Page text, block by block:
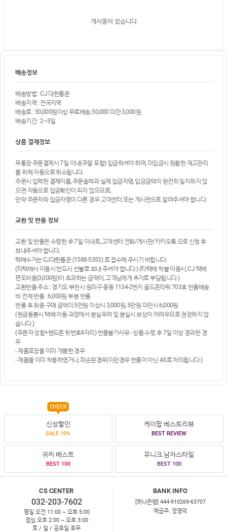
게시물이 없습니다
배송정보
배송방법 : CJ 대한통운
배송지역 : 전국지역
배송료 : 50,000원이상 무료배송, 50,000 미만 3,000원
배송기간 : 2~3일
상품 결제정보
무통장 주문결제시 7일 이내(주말 포함) 입금하셔야 하며, 미입금시 원활한 재고관리
를 위해 자동으로 취소됩니다.
주문시 입력한 결제이름, 주문총액과 실제 입금자명, 입금금액이 완전히 일치하지 않
으면 자동으로 입금확인이 되지 않으므로,
만약 주문자와 입금자명이 다른 경우 고객센터 또는 게시판으로 알려주셔야 합니다.
교환 및 반품 정보
교환 및 반품은 수령한 후 7일 이내로, 고객센터 전화/게시판/카카오톡 으로 신청 후
보내주셔야 합니다.
택배수거는 CJ대한통운 (1588-5353) 로 접수해 주시기 바랍니다.
(타택배사 이용시 반드시 선불로 보내 주셔야 합니다.) (타택배 착불 이용시, CJ 택배
편도비용(3,000원)이 초과하는 금액이, 고객님에게 추가로 부담됩니다.)
교환반품 주소 : 경기도 부천시 원미구 중동 1134-2번지 골드존타워 703호 반품배송
비 전체 반품 : 6,000원 부분 반품
반품 후 최종 구매 금액이 5만원 이상시 3,000원, 5만원 미만시 6,000원
(현금동봉시 택배 이동 과정에서 분실우려 및 분실시 보상이 어려우므로 권장하지 않
습니다.)
(주문자 성함+핸드폰 뒷번호4자리) 반품불가사유 - 상품 수령 후 7일 이상 경과한 경
우
- 제품포장을 이미 개봉한 경우
- 제품을 이미 착용하였거나, 파손된경우(이런경우 반품이 아닌 AS로 처리됩니다.)
신상할인
SALE 10%
CHECK
케이팝 베스트리뷰
BEST REVIEW
귀찌 베스트
BEST 100
유니크.남자스타일
BEST 100
CS CENTER
032-203-7602
평일 오전 11:00 ~ 오후 5:00
점심 오후 2:00 ~ 오후 3:00
토 / 일 / 공휴일 휴무
BANK INFO
[하나은행] 444-910269-63707
예금주: 정영덕